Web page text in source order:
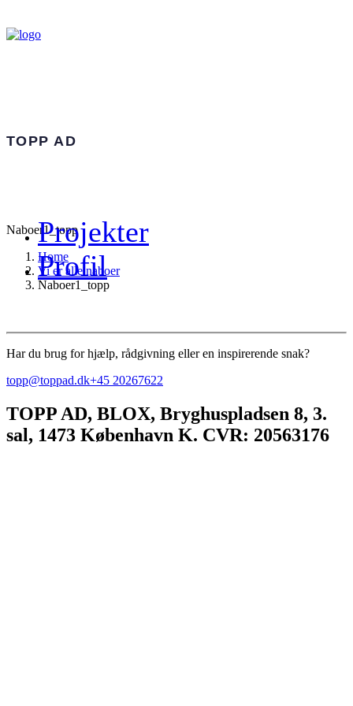
Projekter
Profil
TOPP AD
Naboer1_topp
Home
Vi er alle naboer
Naboer1_topp
Har du brug for hjælp, rådgivning eller en inspirerende snak?
topp@toppad.dk+45 20267622
TOPP AD, BLOX, Bryghuspladsen 8, 3.
sal, 1473 København K. CVR: 20563176